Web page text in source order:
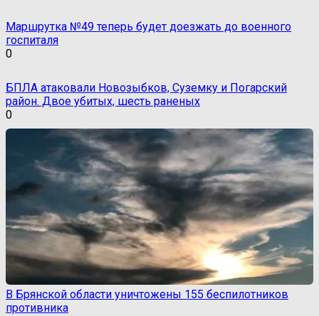
Маршрутка №49 теперь будет доезжать до военного
госпиталя
0
БПЛА атаковали Новозыбков, Суземку и Погарский
район. Двое убитых, шесть раненых
0
В Брянской области уничтожены 155 беспилотников
противника